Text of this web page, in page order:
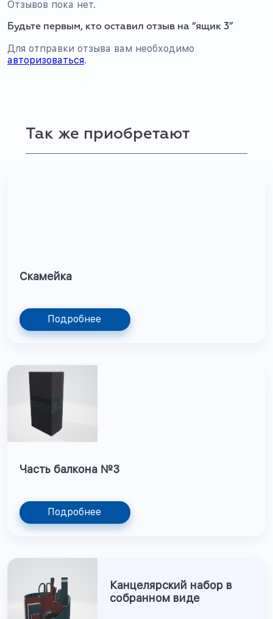
Отзывов пока нет.
Будьте первым, кто оставил отзыв на “ящик 3”
Для отправки отзыва вам необходимо
авторизоваться.
Так же приобретают
Скамейка
Подробнее
Часть балкона №3
Подробнее
Канцелярский набор в
собранном виде